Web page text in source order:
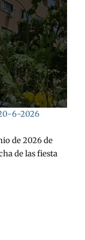
6-2026
de 2026 de
de las fiesta